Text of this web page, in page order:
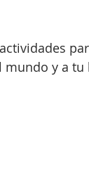
y a tu